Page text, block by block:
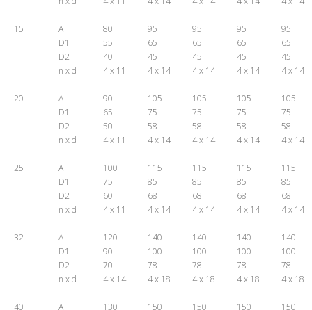
15 A 80 95 95 95
95
D1
55 65 65 65
65
D2
40 45 45 45
45
n x d
4 x 11 4 x 14 4 x 14 4 x 14 4 x 14
20 A 90 105 105 105
105
D1
65 75 75 75
75
D2
50 58 58 58
58
n x d
4 x 11 4 x 14 4 x 14 4 x 14 4 x 14
25 A 100 115 115 115
115
D1
75 85 85 85
85
D2
60 68 68 68
68
n x d
4 x 11 4 x 14 4 x 14 4 x 14 4 x 14
32 A 120 140 140 140
140
D1
90 100 100 100
100
D2
70 78 78 78
78
n x d
4 x 14 4 x 18 4 x 18 4 x 18 4 x 18
40 A 130 150 150 150
150